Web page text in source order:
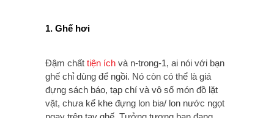
1. Ghế hơi
Đậm chất tiện ích và n-trong-1, ai nói với bạn
ghế chỉ dùng để ngồi. Nó còn có thể là giá
đựng sách báo, tạp chí và vô số món đồ lặt
vặt, chưa kể khe đựng lon bia/ lon nước ngọt